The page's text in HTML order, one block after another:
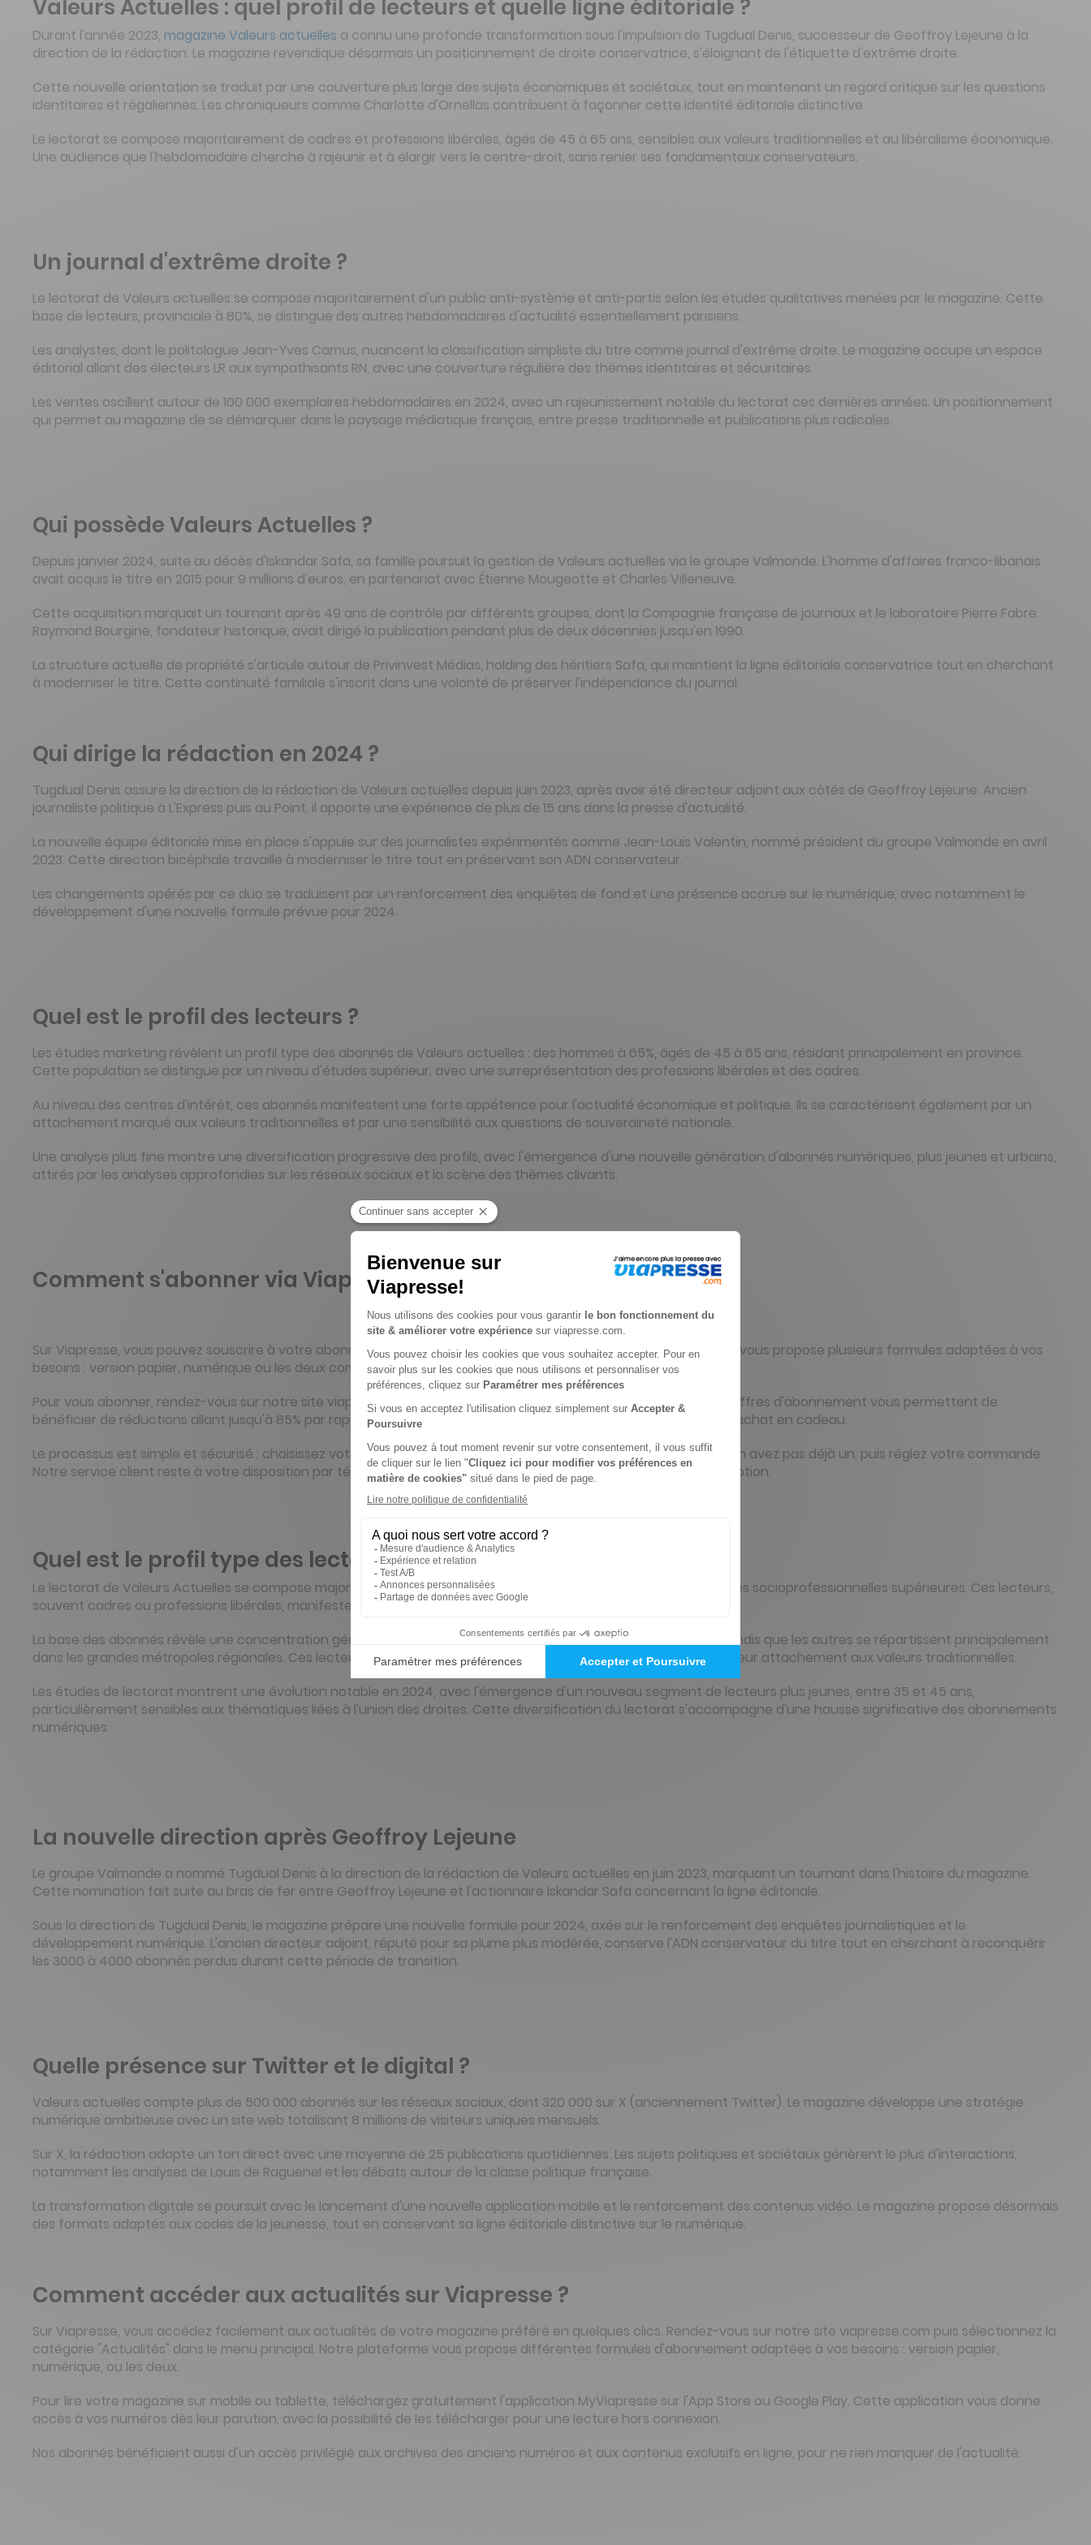
Valeurs Actuelles : quel profil de lecteurs et quelle ligne éditoriale ?
Durant l'année 2023, magazine Valeurs actuelles a connu une profonde transformation sous l'impulsion de Tugdual Denis, successeur de Geoffroy Lejeune à la
direction de la rédaction. Le magazine revendique désormais un positionnement de droite conservatrice, s'éloignant de l'étiquette d'extrême droite.
Cette nouvelle orientation se traduit par une couverture plus large des sujets économiques et sociétaux, tout en maintenant un regard critique sur les questions
identitaires et régaliennes. Les chroniqueurs comme Charlotte d'Ornellas contribuent à façonner cette identité éditoriale distinctive.
Le lectorat se compose majoritairement de cadres et professions libérales, âgés de 45 à 65 ans, sensibles aux valeurs traditionnelles et au libéralisme économique.
Une audience que l'hebdomadaire cherche à rajeunir et à élargir vers le centre-droit, sans renier ses fondamentaux conservateurs.
Un journal d'extrême droite ?
Le lectorat de Valeurs actuelles se compose majoritairement d'un public anti-système et anti-partis selon les études qualitatives menées par le magazine. Cette
base de lecteurs, provinciale à 80%, se distingue des autres hebdomadaires d'actualité essentiellement parisiens.
Les analystes, dont le politologue Jean-Yves Camus, nuancent la classification simpliste du titre comme journal d'extrême droite. Le magazine occupe un espace
éditorial allant des électeurs LR aux sympathisants RN, avec une couverture régulière des thèmes identitaires et sécuritaires.
Les ventes oscillent autour de 100 000 exemplaires hebdomadaires en 2024, avec un rajeunissement notable du lectorat ces dernières années. Un positionnement
qui permet au magazine de se démarquer dans le paysage médiatique français, entre presse traditionnelle et publications plus radicales.
Qui possède Valeurs Actuelles ?
Depuis janvier 2024, suite au décès d'Iskandar Safa, sa famille poursuit la gestion de Valeurs actuelles via le groupe Valmonde. L'homme d'affaires franco-libanais
avait acquis le titre en 2015 pour 9 millions d'euros, en partenariat avec Étienne Mougeotte et Charles Villeneuve.
Cette acquisition marquait un tournant après 49 ans de contrôle par différents groupes, dont la Compagnie française de journaux et le laboratoire Pierre Fabre.
Raymond Bourgine, fondateur historique, avait dirigé la publication pendant plus de deux décennies jusqu'en 1990.
La structure actuelle de propriété s'articule autour de Privinvest Médias, holding des héritiers Safa, qui maintient la ligne éditoriale conservatrice tout en cherchant
à moderniser le titre. Cette continuité familiale s'inscrit dans une volonté de préserver l'indépendance du journal.
Qui dirige la rédaction en 2024 ?
Tugdual Denis assure la direction de la rédaction de Valeurs actuelles depuis juin 2023, après avoir été directeur adjoint aux côtés de Geoffroy Lejeune. Ancien
journaliste politique à L'Express puis au Point, il apporte une expérience de plus de 15 ans dans la presse d'actualité.
La nouvelle équipe éditoriale mise en place s'appuie sur des journalistes expérimentés comme Jean-Louis Valentin, nommé président du groupe Valmonde en avril
2023. Cette direction bicéphale travaille à moderniser le titre tout en préservant son ADN conservateur.
Les changements opérés par ce duo se traduisent par un renforcement des enquêtes de fond et une présence accrue sur le numérique, avec notamment le
développement d'une nouvelle formule prévue pour 2024.
Quel est le profil des lecteurs ?
Les études marketing révèlent un profil type des abonnés de Valeurs actuelles : des hommes à 65%, âgés de 45 à 65 ans, résidant principalement en province.
Cette population se distingue par un niveau d'études supérieur, avec une surreprésentation des professions libérales et des cadres.
Au niveau des centres d'intérêt, ces abonnés manifestent une forte appétence pour l'actualité économique et politique. Ils se caractérisent également par un
attachement marqué aux valeurs traditionnelles et par une sensibilité aux questions de souveraineté nationale.
Une analyse plus fine montre une diversification progressive des profils, avec l'émergence d'une nouvelle génération d'abonnés numériques, plus jeunes et urbains,
attirés par les analyses approfondies sur les réseaux sociaux et la scène des thèmes clivants.
Comment s'abonner via Viapresse ?
Sur Viapresse, vous pouvez souscrire à votre abonnement Valeurs actuelles en quelques clics. Notre plateforme vous propose plusieurs formules adaptées à vos
besoins : version papier, numérique ou les deux combinées.
Pour vous abonner, rendez-vous sur notre site viapresse.com et sélectionnez la formule qui vous convient. Nos offres d'abonnement vous permettent de
bénéficier de réductions allant jusqu'à 85% par rapport au prix kiosque, avec la possibilité de recevoir des bons d'achat en cadeau.
Le processus est simple et sécurisé : choisissez votre durée d'abonnement, créez votre compte client si vous n'en avez pas déjà un, puis réglez votre commande.
Notre service client reste à votre disposition par téléphone ou email pour vous accompagner dans votre souscription.
Quel est le profil type des lecteurs de VA ?
Le lectorat de Valeurs Actuelles se compose majoritairement d'hommes âgés de 45 à 65 ans, issus des catégories socioprofessionnelles supérieures. Ces lecteurs,
souvent cadres ou professions libérales, manifestent un fort intérêt pour les sujets politiques et économiques.
La base des abonnés révèle une concentration géographique particulière : 40% résident en région parisienne, tandis que les autres se répartissent principalement
dans les grandes métropoles régionales. Ces lecteurs se distinguent par leur engagement dans la vie civique et leur attachement aux valeurs traditionnelles.
Les études de lectorat montrent une évolution notable en 2024, avec l'émergence d'un nouveau segment de lecteurs plus jeunes, entre 35 et 45 ans,
particulièrement sensibles aux thématiques liées à l'union des droites. Cette diversification du lectorat s'accompagne d'une hausse significative des abonnements
numériques.
La nouvelle direction après Geoffroy Lejeune
Le groupe Valmonde a nommé Tugdual Denis à la direction de la rédaction de Valeurs actuelles en juin 2023, marquant un tournant dans l'histoire du magazine.
Cette nomination fait suite au bras de fer entre Geoffroy Lejeune et l'actionnaire Iskandar Safa concernant la ligne éditoriale.
Sous la direction de Tugdual Denis, le magazine prépare une nouvelle formule pour 2024, axée sur le renforcement des enquêtes journalistiques et le
développement numérique. L'ancien directeur adjoint, réputé pour sa plume plus modérée, conserve l'ADN conservateur du titre tout en cherchant à reconquérir
les 3000 à 4000 abonnés perdus durant cette période de transition.
Quelle présence sur Twitter et le digital ?
Valeurs actuelles compte plus de 500 000 abonnés sur les réseaux sociaux, dont 320 000 sur X (anciennement Twitter). Le magazine développe une stratégie
numérique ambitieuse avec un site web totalisant 8 millions de visiteurs uniques mensuels.
Sur X, la rédaction adopte un ton direct avec une moyenne de 25 publications quotidiennes. Les sujets politiques et sociétaux génèrent le plus d'interactions,
notamment les analyses de Louis de Raguenel et les débats autour de la classe politique française.
La transformation digitale se poursuit avec le lancement d'une nouvelle application mobile et le renforcement des contenus vidéo. Le magazine propose désormais
des formats adaptés aux codes de la jeunesse, tout en conservant sa ligne éditoriale distinctive sur le numérique.
Comment accéder aux actualités sur Viapresse ?
Sur Viapresse, vous accédez facilement aux actualités de votre magazine préféré en quelques clics. Rendez-vous sur notre site viapresse.com puis sélectionnez la
catégorie "Actualités" dans le menu principal. Notre plateforme vous propose différentes formules d'abonnement adaptées à vos besoins : version papier,
numérique, ou les deux.
Pour lire votre magazine sur mobile ou tablette, téléchargez gratuitement l'application MyViapresse sur l'App Store ou Google Play. Cette application vous donne
accès à vos numéros dès leur parution, avec la possibilité de les télécharger pour une lecture hors connexion.
Nos abonnés bénéficient aussi d'un accès privilégié aux archives des anciens numéros et aux contenus exclusifs en ligne, pour ne rien manquer de l'actualité.